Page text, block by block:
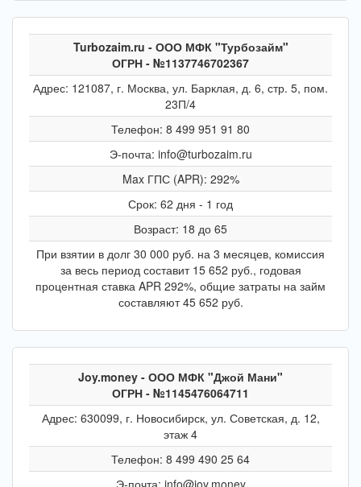
Turbozaim.ru - ООО МФК "Турбозайм"
ОГРН - №1137746702367
Адрес: 121087, г. Москва, ул. Барклая, д. 6, стр. 5, пом.
23П/4
Телефон: 8 499 951 91 80
Э-почта: info@turbozaim.ru
Max ГПС (APR): 292%
Срок: 62 дня - 1 год
Возраст: 18 до 65
При взятии в долг 30 000 руб. на 3 месяцев, комиссия
за весь период составит 15 652 руб., годовая
процентная ставка APR 292%, общие затраты на займ
составляют 45 652 руб.
Joy.money - ООО МФК "Джой Мани"
ОГРН - №1145476064711
Адрес: 630099, г. Новосибирск, ул. Советская, д. 12,
этаж 4
Телефон: 8 499 490 25 64
Э-почта: info@joy.money